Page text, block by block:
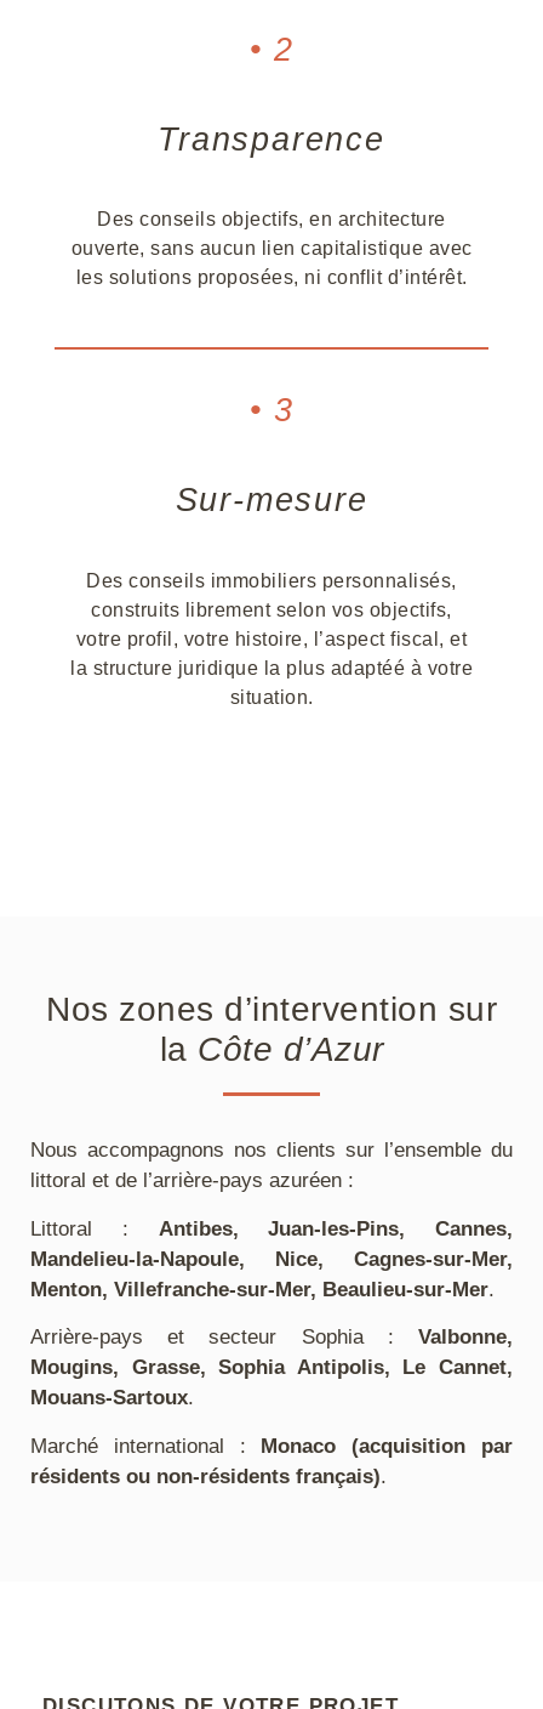
• 2
Transparence
Des conseils objectifs, en architecture
ouverte, sans aucun lien capitalistique avec
les solutions proposées, ni conflit d’intérêt.
• 3
Sur-mesure
Des conseils immobiliers personnalisés,
construits librement selon vos objectifs,
votre profil, votre histoire, l’aspect fiscal, et
la structure juridique la plus adaptéé à votre
situation.
Nos zones d’intervention sur
la Côte d’Azur
Nous accompagnons nos clients sur l’ensemble du
littoral et de l’arrière-pays azuréen :
Littoral : Antibes, Juan-les-Pins, Cannes,
Mandelieu-la-Napoule, Nice, Cagnes-sur-Mer,
Menton, Villefranche-sur-Mer, Beaulieu-sur-Mer.
Arrière-pays et secteur Sophia : Valbonne,
Mougins, Grasse, Sophia Antipolis, Le Cannet,
Mouans-Sartoux.
Marché international : Monaco (acquisition par
résidents ou non-résidents français).